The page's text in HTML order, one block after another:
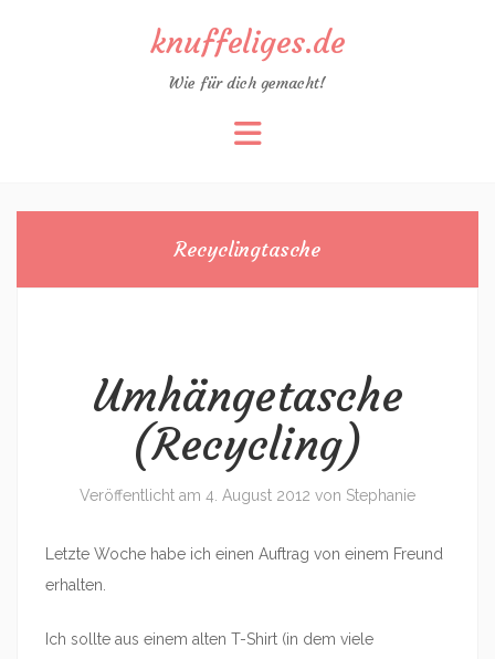
knuffeliges.de
Wie für dich gemacht!
Recyclingtasche
Umhängetasche
(Recycling)
Veröffentlicht am 4. August 2012 von Stephanie
Letzte Woche habe ich einen Auftrag von einem Freund
erhalten.
Ich sollte aus einem alten T-Shirt (in dem viele